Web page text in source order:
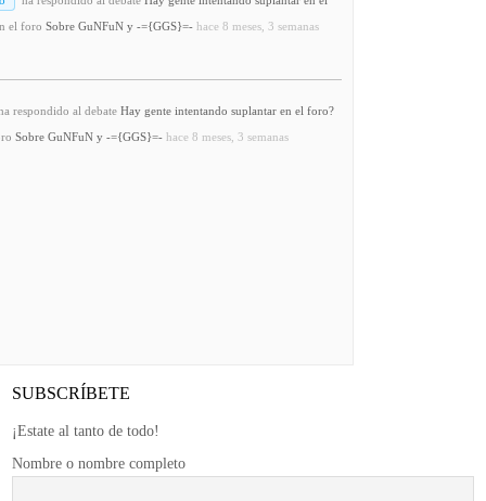
el foro Sobre GuNFuN y -={GGS}=- hace 8 meses, 3 semanas
respondido al debate Hay gente intentando suplantar en el foro?
Sobre GuNFuN y -={GGS}=- hace 8 meses, 3 semanas
SUBSCRÍBETE
¡Estate al tanto de todo!
Nombre o nombre completo